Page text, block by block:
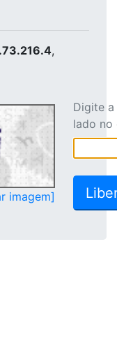
,
imagem]
Digite
lado no